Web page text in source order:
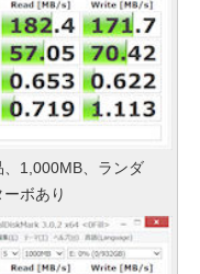
、1,000MB、ランダ
ーボあり